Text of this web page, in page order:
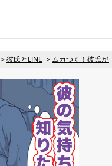
彼氏とLINE ムカつく！彼氏が